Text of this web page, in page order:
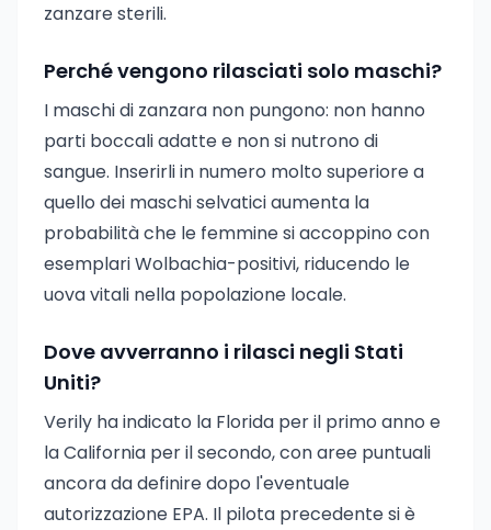
zanzare sterili.
Perché vengono rilasciati solo maschi?
I maschi di zanzara non pungono: non hanno
parti boccali adatte e non si nutrono di
sangue. Inserirli in numero molto superiore a
quello dei maschi selvatici aumenta la
probabilità che le femmine si accoppino con
esemplari Wolbachia-positivi, riducendo le
uova vitali nella popolazione locale.
Dove avverranno i rilasci negli Stati
Uniti?
Verily ha indicato la Florida per il primo anno e
la California per il secondo, con aree puntuali
ancora da definire dopo l'eventuale
autorizzazione EPA. Il pilota precedente si è